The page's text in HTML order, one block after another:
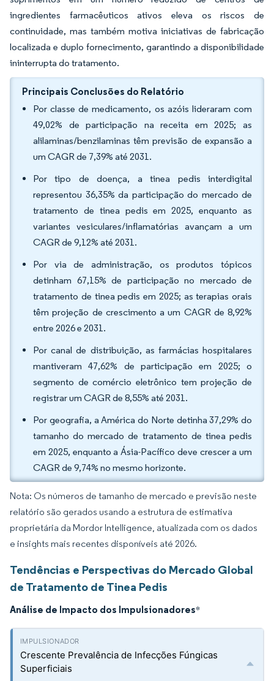
ingredientes farmacêuticos ativos eleva os riscos de
continuidade, mas também motiva iniciativas de fabricação
localizada e duplo fornecimento, garantindo a disponibilidade
ininterrupta do tratamento.
Principais Conclusões do Relatório
Por classe de medicamento, os azóis lideraram com
49,02% de participação na receita em 2025; as
alilaminas/benzilaminas têm previsão de expansão a
um CAGR de 7,39% até 2031.
Por tipo de doença, a tinea pedis interdigital
representou 36,35% da participação do mercado de
tratamento de tinea pedis em 2025, enquanto as
variantes vesiculares/inflamatórias avançam a um
CAGR de 9,12% até 2031.
Por via de administração, os produtos tópicos
detinham 67,15% de participação no mercado de
tratamento de tinea pedis em 2025; as terapias orais
têm projeção de crescimento a um CAGR de 8,92%
entre 2026 e 2031.
Por canal de distribuição, as farmácias hospitalares
mantiveram 47,62% de participação em 2025; o
segmento de comércio eletrônico tem projeção de
registrar um CAGR de 8,55% até 2031.
Por geografia, a América do Norte detinha 37,29% do
tamanho do mercado de tratamento de tinea pedis
em 2025, enquanto a Ásia-Pacífico deve crescer a um
CAGR de 9,74% no mesmo horizonte.
Nota: Os números de tamanho de mercado e previsão neste
relatório são gerados usando a estrutura de estimativa
proprietária da Mordor Intelligence, atualizada com os dados
e insights mais recentes disponíveis até 2026.
Tendências e Perspectivas do Mercado Global
de Tratamento de Tinea Pedis
Análise de Impacto dos Impulsionadores*
Crescente Prevalência de Infecções Fúngicas
Superficiais